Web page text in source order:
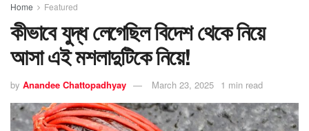
Home Featured
কীভাবে যুদ্ধ লেগেছিল বিদেশ থেকে নিয়ে
আসা এই মশলাদুটিকে নিয়ে!
by Anandee Chattopadhyay March 23, 2025 1 min read